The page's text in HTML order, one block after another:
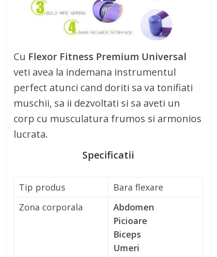
Cu Flexor Fitness Premium Universal
veti avea la indemana instrumentul
perfect atunci cand doriti sa va tonifiati
muschii, sa ii dezvoltati si sa aveti un
corp cu musculatura frumos si armonios
lucrata.
Specificatii
Tip produs
Bara flexare
Zona corporala
Abdomen
Picioare
Biceps
Umeri